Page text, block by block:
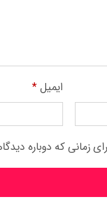
ایمیل *
زمانی که دوباره